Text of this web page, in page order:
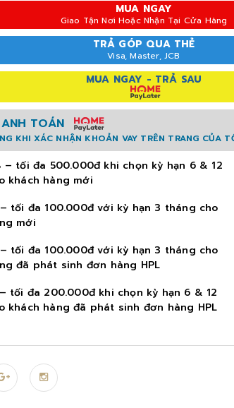
MUA NGAY
Giao Tận Nơi Hoặc Nhận Tại Cửa Hàng
TRẢ GÓP QUA THẺ
Visa, Master, JCB
MUA NGAY - TRẢ SAU
TOÁN
KHI XÁC NHẬN KHOẢN VAY TRÊN TRANG CỦA
– tối đa 500.000đ khi chọn kỳ hạn 6 & 12
khách hàng mới
– tối đa 100.000đ với kỳ hạn 3 tháng cho
mới
– tối đa 100.000đ với kỳ hạn 3 tháng cho
đã phát sinh đơn hàng HPL
– tối đa 200.000đ khi chọn kỳ hạn 6 & 12
khách hàng đã phát sinh đơn hàng HPL